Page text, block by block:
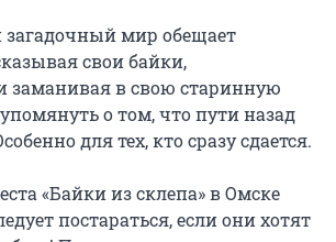
мир обещает
свои байки,
заманивая в свою старинную
о том, что пути назад
для тех, кто сразу сдается.
«Байки из склепа» в Омске
постараться, если они хотят